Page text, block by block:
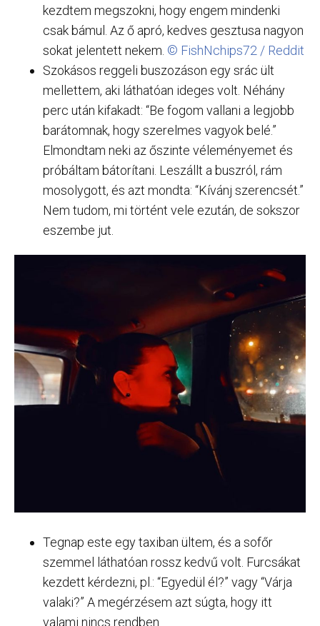
kezdtem megszokni, hogy engem mindenki
csak bámul. Az ő apró, kedves gesztusa nagyon
sokat jelentett nekem. © FishNchips72 / Reddit
Szokásos reggeli buszozáson egy srác ült
mellettem, aki láthatóan ideges volt. Néhány
perc után kifakadt: “Be fogom vallani a legjobb
barátomnak, hogy szerelmes vagyok belé.”
Elmondtam neki az őszinte véleményemet és
próbáltam bátorítani. Leszállt a buszról, rám
mosolygott, és azt mondta: “Kívánj szerencsét.”
Nem tudom, mi történt vele ezután, de sokszor
eszembe jut.
Tegnap este egy taxiban ültem, és a sofőr
szemmel láthatóan rossz kedvű volt. Furcsákat
kezdett kérdezni, pl.: “Egyedül él?” vagy “Várja
valaki?” A megérzésem azt súgta, hogy itt
valami nincs rendben.